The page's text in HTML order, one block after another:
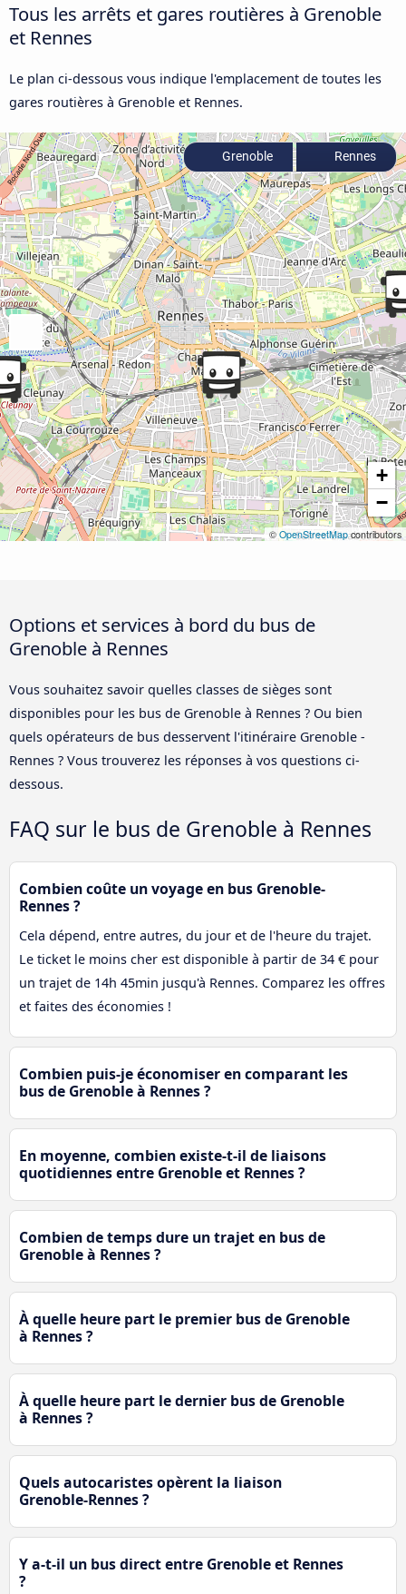
Tous les arrêts et gares routières à Grenoble
et Rennes
Le plan ci-dessous vous indique l'emplacement de toutes les
gares routières à Grenoble et Rennes.
+
−
© OpenStreetMapcontributors
Grenoble Rennes
Options et services à bord du bus de
Grenoble à Rennes
Vous souhaitez savoir quelles classes de sièges sont
disponibles pour les bus de Grenoble à Rennes ? Ou bien
quels opérateurs de bus desservent l'itinéraire Grenoble -
Rennes ? Vous trouverez les réponses à vos questions ci-
dessous.
FAQ sur le bus de Grenoble à Rennes
Combien coûte un voyage en bus Grenoble-
Rennes ?
Cela dépend, entre autres, du jour et de l'heure du trajet.
Le ticket le moins cher est disponible à partir de 34 € pour
un trajet de 14h 45min jusqu'à Rennes. Comparez les offres
et faites des économies !
Combien puis-je économiser en comparant les
bus de Grenoble à Rennes ?
En moyenne, combien existe-t-il de liaisons
quotidiennes entre Grenoble et Rennes ?
Combien de temps dure un trajet en bus de
Grenoble à Rennes ?
À quelle heure part le premier bus de Grenoble
à Rennes ?
À quelle heure part le dernier bus de Grenoble
à Rennes ?
Quels autocaristes opèrent la liaison
Grenoble-Rennes ?
Y a-t-il un bus direct entre Grenoble et Rennes
?